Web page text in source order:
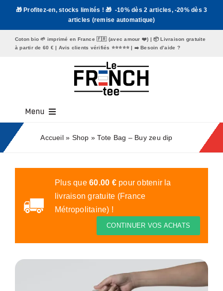
Passer🎁 Profitez-en, stocks limités ! 🎁 -10% dès 2 articles, -20% dès 3
articles (remise automatique)
Coton bio 🌱 imprimé en France 🇫🇷 (avec amour ❤️) | 📦 Livraison gratuite
à partir de 60 € | Avis clients vérifiés ⭐️⭐️⭐️⭐️⭐️ | ➡️Besoin d’aide ?
Menu
Tee Shirt Homme
Tote Bags
Accueil» Shop »Tote Bag – Buy zeu dip
Plus que60.00 €pour obtenir la
livraison gratuite (France
Métropolitaine) !
CONTINUER VOS ACHATS